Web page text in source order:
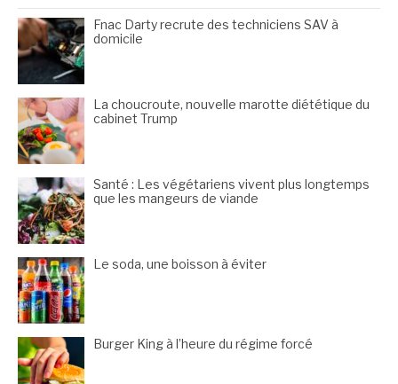
Fnac Darty recrute des techniciens SAV à
domicile
La choucroute, nouvelle marotte diététique du
cabinet Trump
Santé : Les végétariens vivent plus longtemps
que les mangeurs de viande
Le soda, une boisson à éviter
Burger King à l’heure du régime forcé